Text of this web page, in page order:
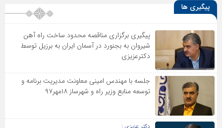
پیگیری ها
پیگیری برگزاری مناقصه محدود ساخت راه آهن
شیروان به بجنورد در آسمان ایران به برزیل توسط
دکترعزیزی
جلسه با مهندس امینی معاونت مدیریت برنامه و
توسعه منابع وزیر راه و شهرساز ۱۸مهر۹۷
دکتر عزیزی :